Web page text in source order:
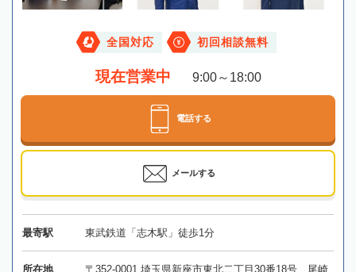
全国対応 初回相談無料
現在営業中 9:00～18:00
電話する
メールする
最寄駅 東武鉄道「志木駅」徒歩1分
所在地
〒352-0001 埼玉県新座市東北二丁目30番18号 尾崎